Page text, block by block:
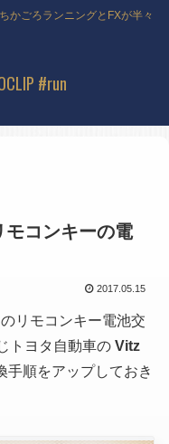
かごろランニングとFXが半々
#run
コンキーの電
2017.05.15
リモコンキー電池交
トヨタ自動車の Vitz
手順をアップしておき